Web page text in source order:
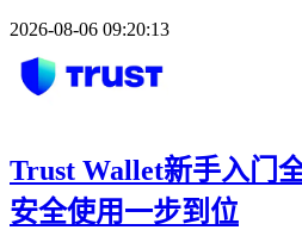
2026-08-06 09:20:13
Trust Wallet新手入门
安全使用一步到位